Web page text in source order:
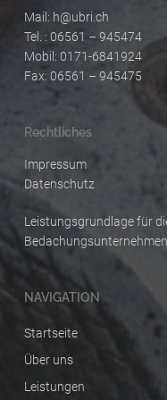
Mail: h@ubri.ch
Tel. : 06561 – 945474
Mobil: 0171-6841924
Fax: 06561 – 945475
Rechtliches
Impressum
Datenschutz
Leistungsgrundlage für
NAVIGATION
Startseite
Über uns
Leistungen